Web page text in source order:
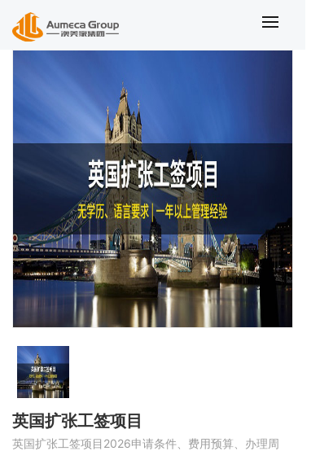
英国扩张工签项目
英国扩张工签项目2026申请条件、费用预算、办理周